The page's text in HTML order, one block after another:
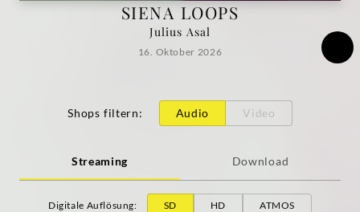
SIENA LOOPS
Julius Asal
16. Oktober 2026
Shops filtern: Audio Video
Streaming Download
Digitale Auflösung: SD HD ATMOS